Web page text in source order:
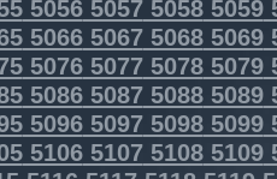
5056505750585059
5066506750685069
5076507750785079
5086508750885089
5096509750985099
5106510751085109